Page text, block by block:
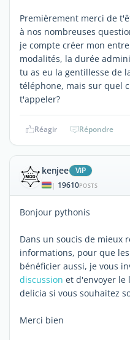
Premièrement merci de
à nos nombreuses
je compte créer mon
modalités, la durée
tu as eu la gentillesse de
téléphone, mais sur quel
t'appeler?
Réagir Répondre
kenjee ViP
| 19610POSTS
Bonjour pythonis
Dans un soucis de mieux
informations, pour que
bénéficier aussi, je vous
discussion et d'envoyer le
delicia si vous souhaitez
Merci bien